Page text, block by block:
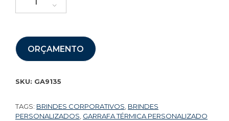
ORÇAMENTO
SKU: GA9135
TAGS: BRINDES CORPORATIVOS BRINDES
PERSONALIZADOS GARRAFA TÉRMICA PERSONALIZADO